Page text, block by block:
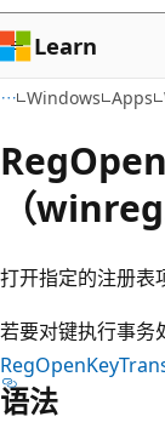
Learn
Windows Apps
（
打开指定的注册表
若要对键执行事务
语法